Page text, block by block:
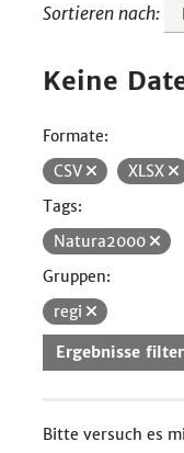
Sortieren nach
Keine
Formate:
CSV
XLSX
Tags:
Natura2000
Gruppen:
regi
Ergebnisse
Bitte versuch es